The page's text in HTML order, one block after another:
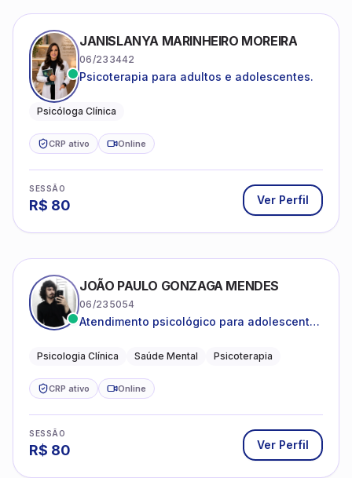
JANISLANYA MARINHEIRO MOREIRA
06/233442
Psicoterapia para adultos e adolescentes.
Psicóloga Clínica
CRP ativo Online
SESSÃO
R$ 80 Ver Perfil
JOÃO PAULO GONZAGA MENDES
06/235054
Atendimento psicológico para adolescentes
depressão e autoestima.
Psicologia Clínica Saúde Mental Psicoterapia
CRP ativo Online
SESSÃO
R$ 80 Ver Perfil